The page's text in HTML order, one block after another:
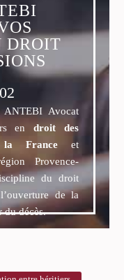
DROIT
Avocat
endroit des
la France et
Provence-
du droit
de la
du décès.